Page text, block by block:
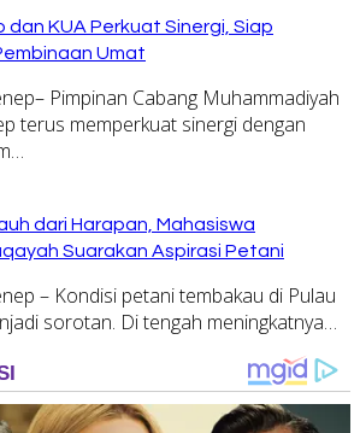
dan KUA Perkuat Sinergi, Siap
Umat
Pimpinan Cabang Muhammadiyah
terus memperkuat sinergi dengan
dari Harapan, Mahasiswa
Suarakan Aspirasi Petani
– Kondisi petani tembakau di Pulau
sorotan. Di tengah meningkatnya…